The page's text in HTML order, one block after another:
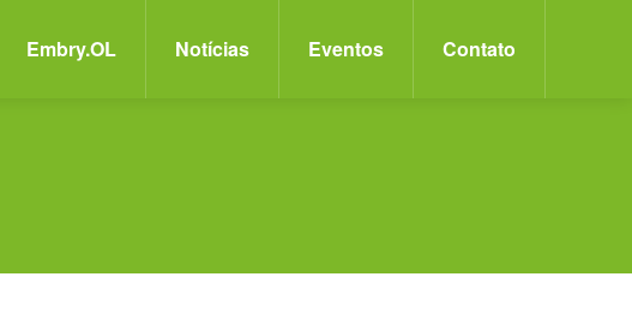
Embry.OL Notícias Eventos Contato